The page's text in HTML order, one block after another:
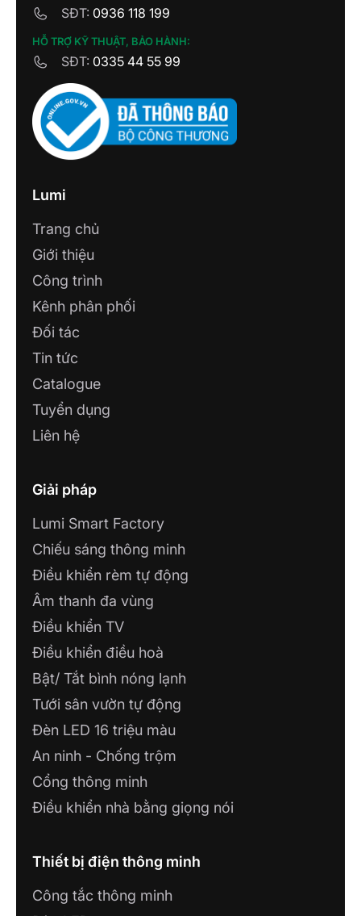
CÔNG TY TNHH SMART LIFE HD
714 ĐL Lê Thanh Nghị, Lý Anh Tông, Lê
Thanh Nghị, Hải Phòng
CÔNG TY TNHH SMART LIFE HP
Số 147 Bạch Đằng (Cầu Xi Măng) - Hồng
Bàng - TP Hải Phòng
GIẢI PHÁP CÔNG NGHỆ
Phường Hồng Bàng, TP. Hải Phòng
CÔNG TY TNHH SMARTHOME THÁI
NGUYÊN - CHI NHÁNH BẮC KẠN
92 Cách Mạng Tháng 8, Trưng Vương,
Thành phố Thái Nguyên, Thái Nguyên, Việt
CÔNG TY TNHH CÔNG NGHỆ 4TU
14/1, Trần Hưng Đạo, Khóm Mỹ Thọ,
Phường Long Xuyên, An Giang
NHÀ THÔNG MINH LUMI CAO BẰNG
Số 17, tổ 5, phường Sông Hiến, TP. Cao
Bằng
CÔNG TY TNHH DỊCH VỤ THÔNG
TIN VÀ GIẢI PHÁP CÔNG NGHỆ TDL
L2-55, Đường Số 7, Khu TTVH Tây Đô,
KV3, P. Hưng Thạnh, Q, Cái Răng, Cần Thơ
CT TNHH CÔNG NGHỆ PHÚ VINH IoT
71, Nguyễn Trãi,P7, TP Mỹ Tho,Tiền Giang
CÔNG TY GIẢI PHÁP CÔNG NGHỆ
Rạch Giá, Tỉnh An Giang
CÔNG TY TNHH TƯ VẤN THƯƠNG
SĐT: 0936 118 199
HỖ TRỢ KỸ THUẬT, BẢO HÀNH:
SĐT: 0335 44 55 99
Lumi
Trang chủ
Giới thiệu
Công trình
Kênh phân phối
Đối tác
Tin tức
Catalogue
Tuyển dụng
Liên hệ
Giải pháp
Lumi Smart Factory
Chiếu sáng thông minh
Điều khiển rèm tự động
Âm thanh đa vùng
Điều khiển TV
Điều khiển điều hoà
Bật/ Tắt bình nóng lạnh
Tưới sân vườn tự động
Đèn LED 16 triệu màu
An ninh - Chống trộm
Cổng thông minh
Điều khiển nhà bằng giọng nói
Thiết bị điện thông minh
Công tắc thông minh